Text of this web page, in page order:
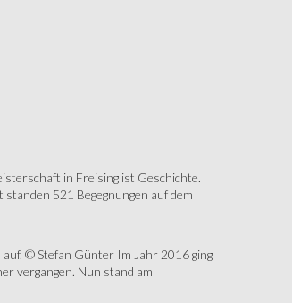
in Freising ist Geschichte.
521 Begegnungen auf dem
© Stefan Günter Im Jahr 2016 ging
vergangen. Nun stand am